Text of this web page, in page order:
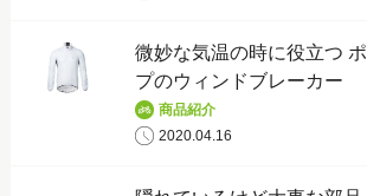
微妙な気温の時に役立つ
プのウィンドブレーカー
商品紹介
2020.04.16